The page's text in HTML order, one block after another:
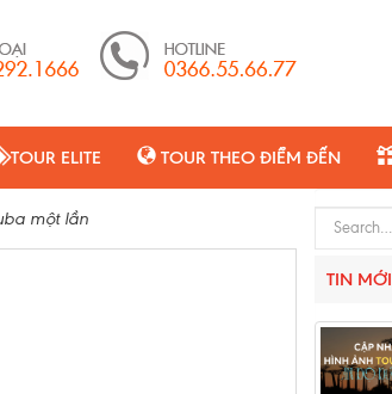
TOUR ELITE TOUR THEO ĐIỂM ĐẾN
một lần Search for:
TIN MỚI